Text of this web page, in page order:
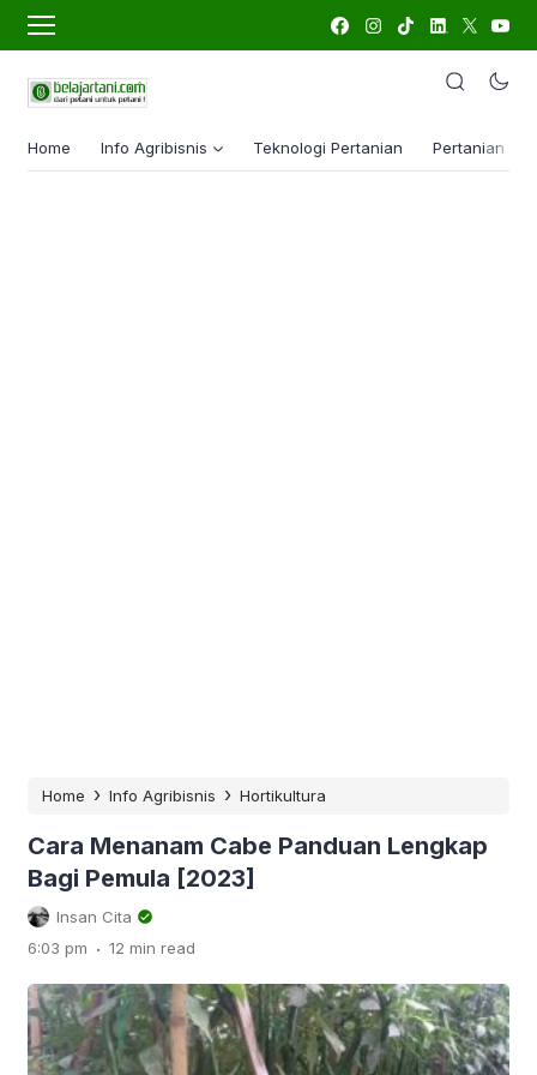
Home Info Agribisnis Teknologi Pertanian Pertanian
Home › Info Agribisnis › Hortikultura
Cara Menanam Cabe Panduan Lengkap
Bagi Pemula [2023]
Insan Cita
6:03 pm . 12 min read